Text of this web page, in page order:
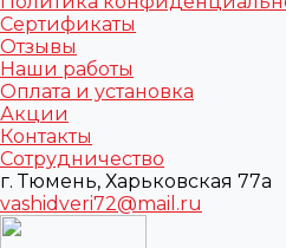
Сертификаты
Отзывы
Наши работы
Оплата и установка
Акции
Контакты
Сотрудничество
г. Тюмень, Харьковская 77а
vashidveri72@mail.ru